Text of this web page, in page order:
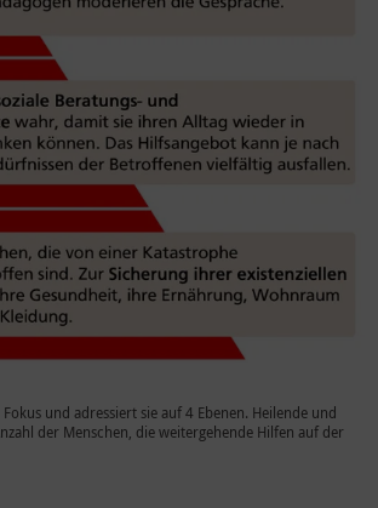
und adressiert sie auf 4 Ebenen. Heilende und
der Menschen, die weitergehende Hilfen auf der